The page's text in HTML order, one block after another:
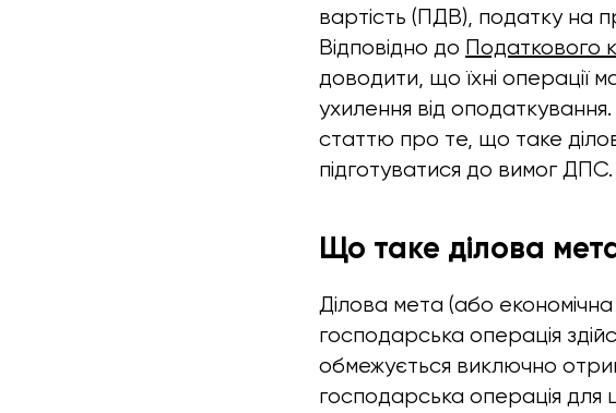
вартість (ПДВ), податку на
Відповідно до Податкового
доводити, що їхні операції
ухилення від
статтю про те, що таке
підготуватися до вимог ДПС.
Що таке ділова
Ділова мета (або
господарська операція
обмежується виключно
господарська операція для